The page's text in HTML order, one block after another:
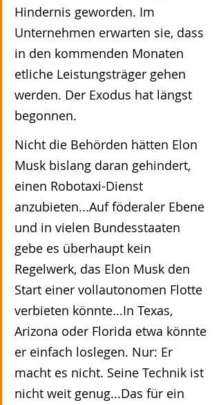
Hindernis geworden. Im
Unternehmen erwarten sie, dass
in den kommenden Monaten
etliche Leistungsträger gehen
werden. Der Exodus hat längst
begonnen.
Nicht die Behörden hätten Elon
Musk bislang daran gehindert,
einen Robotaxi-Dienst
anzubieten...Auf föderaler Ebene
und in vielen Bundesstaaten
gebe es überhaupt kein
Regelwerk, das Elon Musk den
Start einer vollautonomen Flotte
verbieten könnte...In Texas,
Arizona oder Florida etwa könnte
er einfach loslegen. Nur: Er
macht es nicht. Seine Technik ist
nicht weit genug...Das für ein